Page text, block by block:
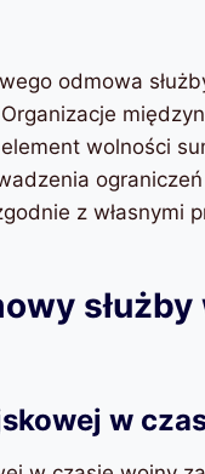
odmowa
wolności
z własnymi
w